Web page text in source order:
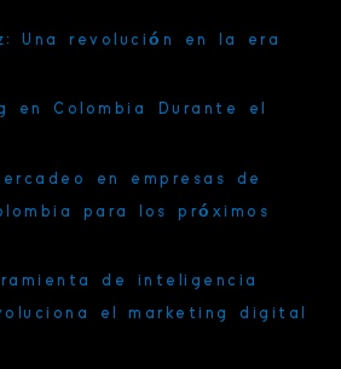
Una revolución en la era
en Colombia Durante el
en empresas de
para los próximos
de inteligencia
el marketing digital